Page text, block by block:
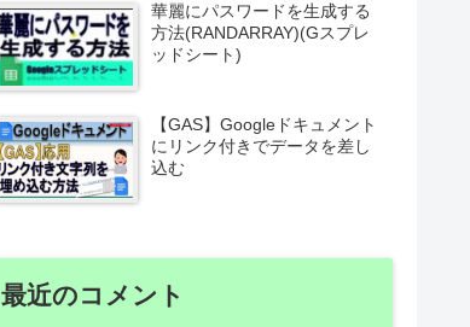
華麗にパスワードを生成する
方法(RANDARRAY)(Gスプレ
ッドシート)
【GAS】Googleドキュメント
にリンク付きでデータを差し
込む
最近のコメント